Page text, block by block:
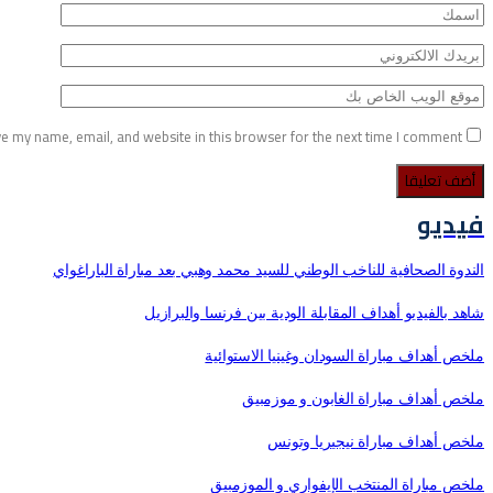
my name, email, and website in this browser for the next time I comment.
فيديو
الندوة الصحافية للناخب الوطني للسيد محمد وهبي بعد مباراة الباراغواي
شاهد بالفيديو أهداف المقابلة الودية بين فرنسا والبرازيل
ملخص أهداف مباراة السودان وغينيا الاستوائية
ملخص أهداف مباراة الغابون و موزمبيق
ملخص أهداف مباراة نيجيريا وتونس
ملخص مباراة المنتخب الإيفواري و الموزمبيق